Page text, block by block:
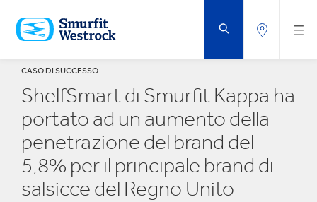
AL
CONTENUTO
PRINCIPALE
CASO DI SUCCESSO
ShelfSmart di Smurfit Kappa ha
portato ad un aumento della
penetrazione del brand del
5,8% per il principale brand di
salsicce del Regno Unito